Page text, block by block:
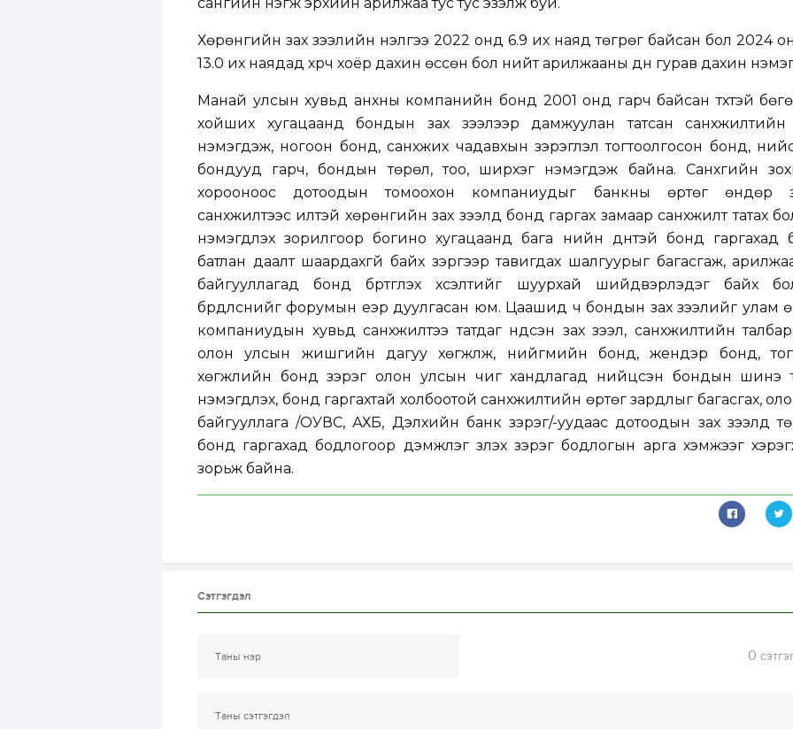
Хөрөнгийн зах зээлийн үнэлгээ 2022 онд 6.9 их наяд төгрөг байсан бол 2024
13.0 их наядад хүрч хоёр дахин өссөн бол нийт арилжааны дүн гурав дахин
Манай улсын хувьд анхны компанийн бонд 2001 онд гарч байсан түүхтэй
хойших хугацаанд бондын зах зээлээр дамжуулан татсан
нэмэгдэж, ногоон бонд, санхүүжих чадавхын зэрэглэл тогтоолгосон бонд,
бондууд гарч, бондын төрөл, тоо, ширхэг нэмэгдэж байна. Санхүүгийн
хорооноос дотоодын томоохон компаниудыг банкны өртөг өндөр
санхүүжилтээс илүүтэй хөрөнгийн зах зээлд бонд гаргах замаар санхүүжилт татах
нэмэгдүүлэх зорилгоор богино хугацаанд бага үнийн дүнтэй бонд гаргахад
батлан даалт шаардахгүй байх зэргээр тавигдах шалгуурыг багасгаж,
байгууллагад бонд бүртгүүлэх хүсэлтийг шуурхай шийдвэрлэдэг байх
бүрдүүлснийг форумын үеэр дуулгасан юм. Цаашид ч бондын зах зээлийг улам
компаниудын хувьд санхүүжилтээ татдаг үндсэн зах зээл, санхүүжилтийн
олон улсын жишгийн дагуу хөгжүүлж, нийгмийн бонд, жендэр бонд,
хөгжлийн бонд зэрэг олон улсын чиг хандлагад нийцсэн бондын шинэ
нэмэгдүүлэх, бонд гаргахтай холбоотой санхүүжилтийн өртөг зардлыг багасгах,
байгууллага /ОУВС, АХБ, Дэлхийн банк зэрэг/-уудаас дотоодын зах зээлд
бонд гаргахад бодлогоор дэмжлэг үзүүлэх зэрэг бодлогын арга хэмжээг
зорьж байна.
Сэтгэгдэл
0